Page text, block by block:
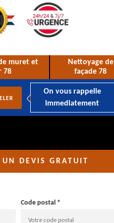
muret et
78
Nettoyage de
façade 78
On vous rappelle
immediatement
UN DEVIS GRATUIT
Code postal *